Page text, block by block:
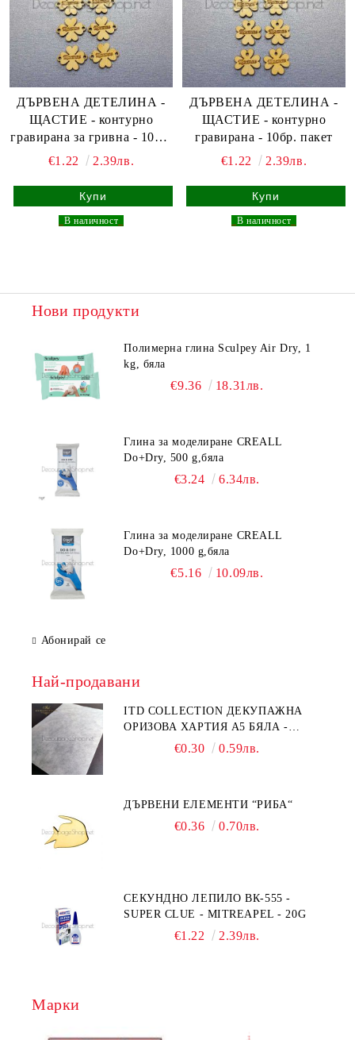
ДЪРВЕНА ДЕТЕЛИНА -
ЩАСТИЕ - контурно
гравирана за гривна - 10бр.
пакет
€1.22 2.39лв.
В наличност
ДЪРВЕНА ДЕТЕЛИНА -
ЩАСТИЕ - контурно
гравирана - 10бр. пакет
€1.22
2.39лв.
В наличност
Нови продукти
Полимерна глина Sculpey Air Dry, 1
kg, бяла
€9.36 18.31лв.
Глина за моделиране CREALL
Do+Dry, 500 g,бяла
€3.24 6.34лв.
Глина за моделиране CREALL
Do+Dry, 1000 g,бяла
€5.16 10.09лв.
Абонирай се
Най-продавани
ITD COLLECTION ДЕКУПАЖНА
ОРИЗОВА ХАРТИЯ А5 БЯЛА -
€0.30 0.59лв.
ДЪРВЕНИ ЕЛЕМЕНТИ “РИБА“
€0.36 0.70лв.
СЕКУНДНО ЛЕПИЛО ВК-555 -
SUPER CLUE - MITREAPEL - 20G
€1.22 2.39лв.
Марки